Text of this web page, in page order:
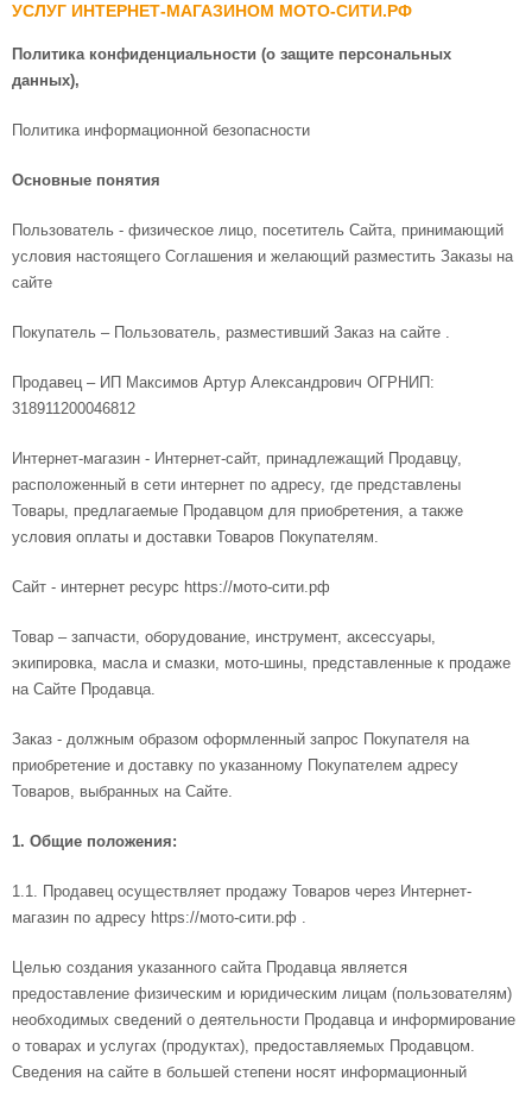
УСЛУГ ИНТЕРНЕТ-МАГАЗИНОМ МОТО-СИТИ.РФ
Политика конфиденциальности (о защите персональных
данных),
Политика информационной безопасности
Основные понятия
Пользователь - физическое лицо, посетитель Сайта, принимающий
условия настоящего Соглашения и желающий разместить Заказы на
сайте
Покупатель – Пользователь, разместивший Заказ на сайте .
Продавец – ИП Максимов Артур Александрович ОГРНИП:
318911200046812
Интернет-магазин - Интернет-сайт, принадлежащий Продавцу,
расположенный в сети интернет по адресу, где представлены
Товары, предлагаемые Продавцом для приобретения, а также
условия оплаты и доставки Товаров Покупателям.
Сайт - интернет ресурс https://мото-сити.рф
Товар – запчасти, оборудование, инструмент, аксессуары,
экипировка, масла и смазки, мото-шины, представленные к продаже
на Сайте Продавца.
Заказ - должным образом оформленный запрос Покупателя на
приобретение и доставку по указанному Покупателем адресу
Товаров, выбранных на Сайте.
1. Общие положения:
1.1. Продавец осуществляет продажу Товаров через Интернет-
магазин по адресу https://мото-сити.рф .
Целью создания указанного сайта Продавца является
предоставление физическим и юридическим лицам (пользователям)
необходимых сведений о деятельности Продавца и информирование
о товарах и услугах (продуктах), предоставляемых Продавцом.
Сведения на сайте в большей степени носят информационный